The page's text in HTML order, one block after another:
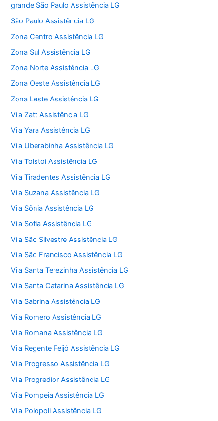
grande São Paulo Assistência LG
São Paulo Assistência LG
Zona Centro Assistência LG
Zona Sul Assistência LG
Zona Norte Assistência LG
Zona Oeste Assistência LG
Zona Leste Assistência LG
Vila Zatt Assistência LG
Vila Yara Assistência LG
Vila Uberabinha Assistência LG
Vila Tolstoi Assistência LG
Vila Tiradentes Assistência LG
Vila Suzana Assistência LG
Vila Sônia Assistência LG
Vila Sofia Assistência LG
Vila São Silvestre Assistência LG
Vila São Francisco Assistência LG
Vila Santa Terezinha Assistência LG
Vila Santa Catarina Assistência LG
Vila Sabrina Assistência LG
Vila Romero Assistência LG
Vila Romana Assistência LG
Vila Regente Feijó Assistência LG
Vila Progresso Assistência LG
Vila Progredior Assistência LG
Vila Pompeia Assistência LG
Vila Polopoli Assistência LG